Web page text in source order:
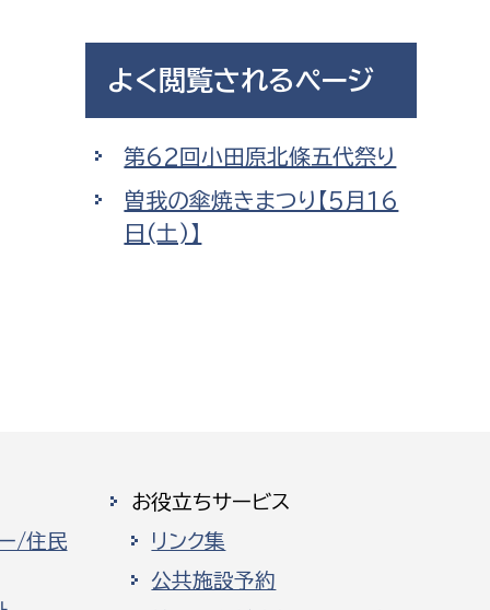
都市政策課
地域交通課
建築指導課
開発審査課
救急課
情報司令課
消防課
よく閲覧されるページ
第62回小田原北條五代祭り
曽我の傘焼きまつり【5月16
日(土)】
/住民
お役立ちサービス
リンク集
公共施設予約